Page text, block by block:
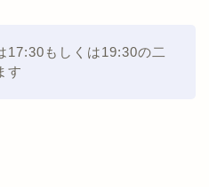
17:30もしくは19:30の二
す